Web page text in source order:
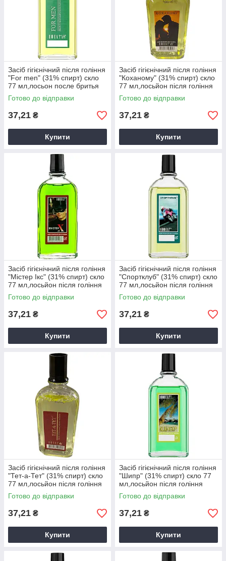
Засіб гігієнічний після гоління
"For men" (31% спирт) скло
77 мл,лосьон после бритья
Готово до відправки
37,21 ₴
Купити
Засіб гігієнічний після гоління
"Коханому" (31% спирт) скло
77 мл,лосьйон після гоління
Готово до відправки
37,21 ₴
Купити
Засіб гігієнічний після гоління
"Містер Ікс" (31% спирт) скло
77 мл,лосьйон після гоління
Готово до відправки
37,21 ₴
Купити
Засіб гігієнічний після гоління
"Спортклуб" (31% спирт) скло
77 мл,лосьйон після гоління
Готово до відправки
37,21 ₴
Купити
Засіб гігієнічний після гоління
"Тет-а-Тет" (31% спирт) скло
77 мл,лосьйон після гоління
Готово до відправки
37,21 ₴
Купити
Засіб гігієнічний після гоління
"Шипр" (31% спирт) скло 77
мл,лосьйон після гоління
Готово до відправки
37,21 ₴
Купити